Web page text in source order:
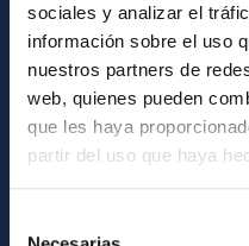
sociales y analizar el
información sobre el uso
nuestros partners de
web, quienes pueden
que les haya
partir del uso que haya
Contact
How to get to the IAC
List of personnel